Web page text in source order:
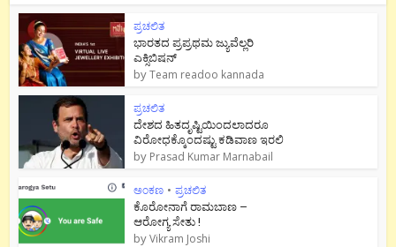
ಪ್ರಚಲಿತ
ಭಾರತದ ಪ್ರಪ್ರಥಮ ಜ್ಯುವೆಲ್ಲರಿ
ಎಕ್ಸಿಬಿಷನ್
byTeam readoo kannada
ಪ್ರಚಲಿತ
ದೇಶದ ಹಿತದೃಷ್ಟಿಯಿಂದಲಾದರೂ
ವಿರೋಧಕ್ಕೊಂದಷ್ಟು ಕಡಿವಾಣ ಇರಲಿ
by Prasad Kumar Marnabail
ಅಂಕಣ • ಪ್ರಚಲಿತ
ಕೊರೋನಾಗೆ ರಾಮಬಾಣ –
ಆರೋಗ್ಯ ಸೇತು !
byVikram Joshi